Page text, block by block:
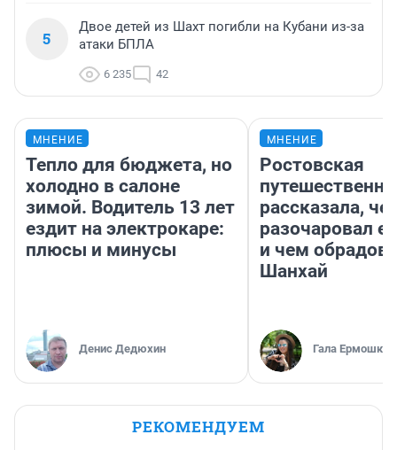
5
Двое детей из Шахт погибли на Кубани из-за
атаки БПЛА
6 235 42
МНЕНИЕ
Тепло для бюджета, но
холодно в салоне
зимой. Водитель 13 лет
ездит на электрокаре:
плюсы и минусы
Денис Дедюхин
МНЕНИЕ
Ростовская
рассказала,
разочаровал
и чем
Шанхай
Гала
РЕКОМЕНДУЕМ